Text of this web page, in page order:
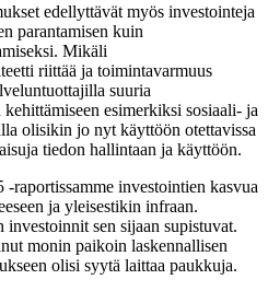
edellyttävät myös investointeja
parantamisen kuin
Mikäli
riittää ja toimintavarmuus
suuria
esimerkiksi sosiaali- ja
olisikin jo nyt käyttöön otettavissa
tiedon hallintaan ja käyttöön.
raportissamme investointien kasvua
ja yleisestikin infraan.
sen sijaan supistuvat.
monin paikoin laskennallisen
olisi syytä laittaa paukkuja.